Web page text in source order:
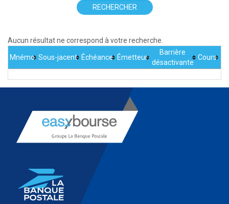
RECHERCHER
Aucun résultat ne correspond à votre recherche.
Mnémo Sous-jacent Échéance Émetteur
Barrière
désactivante
Cours